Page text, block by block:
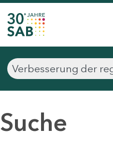
Suche